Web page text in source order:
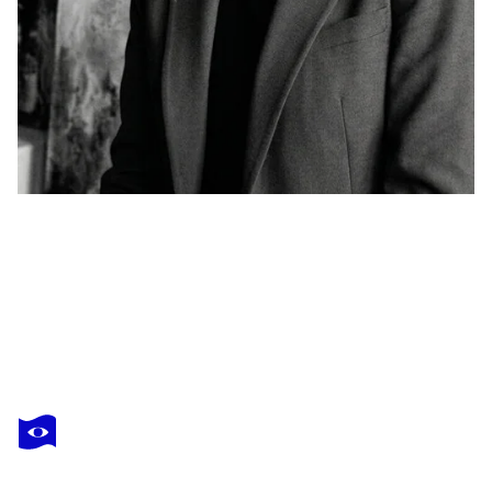
GABRIELA ALEKSANDRA SZUBA
L'UMANITÀ SMARRITA